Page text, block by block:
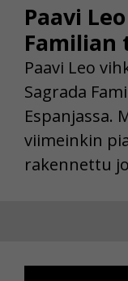
Paavi
Familian
Paavi Leo
Sagrada
Espanjassa.
viimeinkin
rakennettu